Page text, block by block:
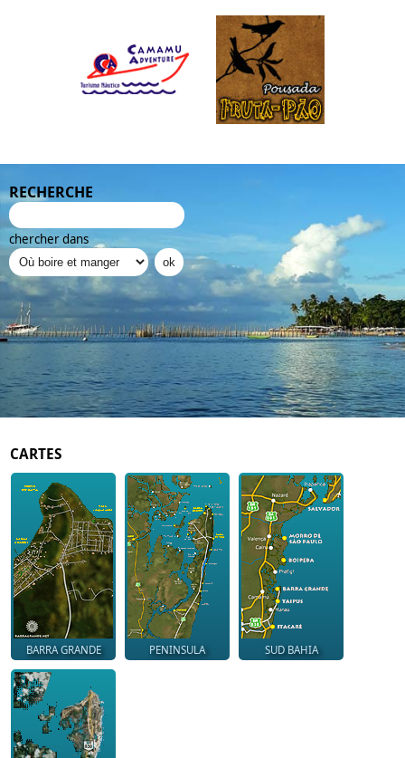
RECHERCHE
chercher dans
CARTES
BARRA GRANDE PENINSULA SUD BAHIA